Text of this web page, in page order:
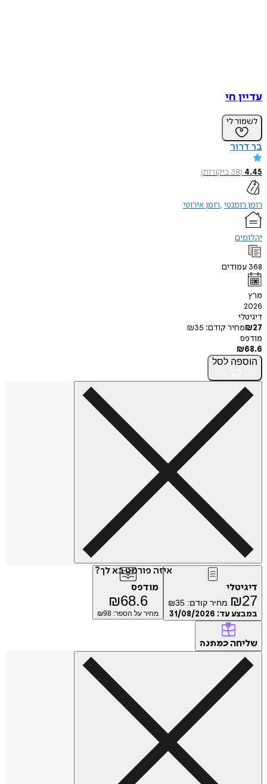
עדיין חי
לשמור לי
בר דרור
4.45
(
38ביקורות)
רומן רומנטי רומן אירוטי
יהלומים
368 עמודים
מרץ
2026
דיגיטלי
₪27 מחיר קודם: ₪35
מודפס
₪68.6
הוספה לסל
איזה פורמט בא לך?
דיגיטלי
₪27 מחיר קודם: ₪35
במבצע עד: 31/08/2026
מודפס
₪68.6
מחיר על הספר: ₪ 98
שליחה כמתנה